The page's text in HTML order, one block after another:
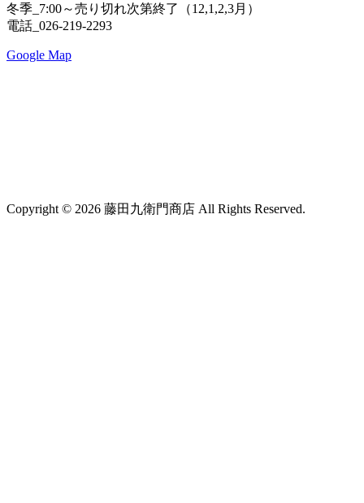
冬季_7:00～売り切れ次第終了（12,1,2,3月）
電話_026-219-2293
Google Map
Copyright © 2026 藤田九衛門商店 All Rights Reserved.